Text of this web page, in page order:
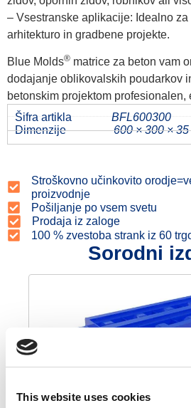
This website uses cookies
– Vsestranske aplikacije: Idealno
arhitekturo in gradbene projekte.
Blue Molds® matrice za beton vam
dodajanje oblikovalskih poudarkov
betonskim projektom profesionalen,
Šifra artikla
BFL600300
Dimenzije
600 × 300 × 35
Stroškovno učinkovito
proizvodnje
Pošiljanje po vsem svetu
Prodaja iz zaloge
100 % zvestoba strank iz 60
Sorodni